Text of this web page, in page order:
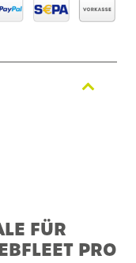
FÜR
PRO